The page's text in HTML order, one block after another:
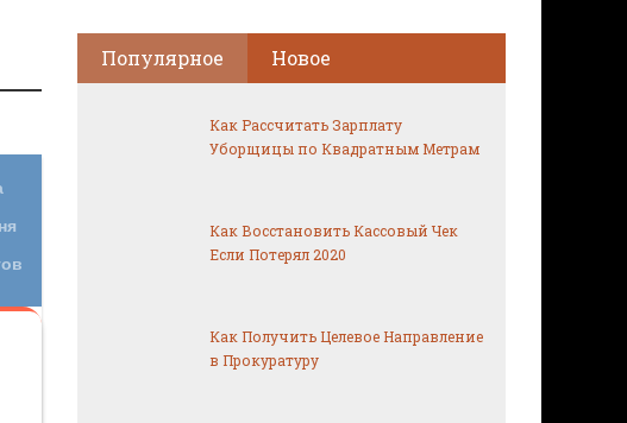
Популярное Новое
Как Рассчитать Зарплату
Уборщицы по Квадратным Метрам
Как Восстановить Кассовый Чек
Если Потерял 2020
Как Получить Целевое Направление
в Прокуратуру